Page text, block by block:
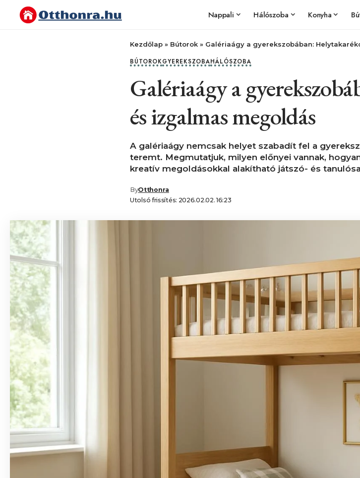
Nappali Hálószoba Konyha
Kezdőlap » Bútorok » Galériaágy a gyerekszobában:
BÚTOROKGYEREKSZOBAHÁLÓSZOBA
Galériaágy a
és izgalmas megoldás
A galériaágy nemcsak helyet szabadít fel a
teremt. Megmutatjuk, milyen előnyei vannak,
kreatív megoldásokkal alakítható játszó- és
Utolsó frissítés: 2026.02.02. 16:23
ByOtthonra